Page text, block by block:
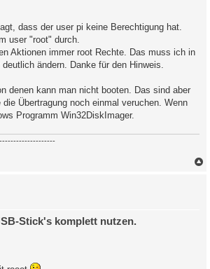
dass der user pi keine Berechtigung hat.
user "root" durch.
Aktionen immer root Rechte. Das muss ich in
ändern. Danke für den Hinweis.
denen kann man nicht booten. Das sind aber
Übertragung noch einmal veruchen. Wenn
Programm Win32DiskImager.
Stick's komplett nutzen.